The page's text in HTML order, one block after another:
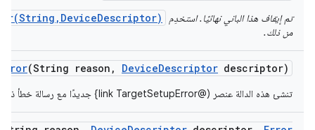
تم إيقاف هذا الباني نهائيًا. استخدِم
من ذلك.
(String reason , DeviceDescriptor descriptor)
تنشئ هذه الدالة عنصر (@link TargetSetupError} جديدًا مع رسالة خطأ ذات معنى.